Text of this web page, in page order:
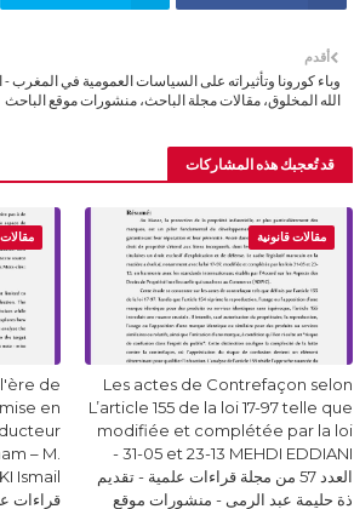
أقدم
وباء كورونا وتأثيراته على السياسات العمومية في المغرب -
الله المخلوق، مقالات مجلة الباحث، منشورات موقع الباحث
قد تُعجبك هذه المشاركات
مقالات قانونية
Les actes de Contrefaçon selon
L’article 155 de la loi 17-97 telle que
modifiée et complétée par la loi
31-05 et 23-13 MEHDI EDDIANI -
العدد 57 من مجلة قراءات علمية - تقديم
ذة حليمة عبد الرمى - منشورات موقع
مقالات
de
en
– M.
قراءات